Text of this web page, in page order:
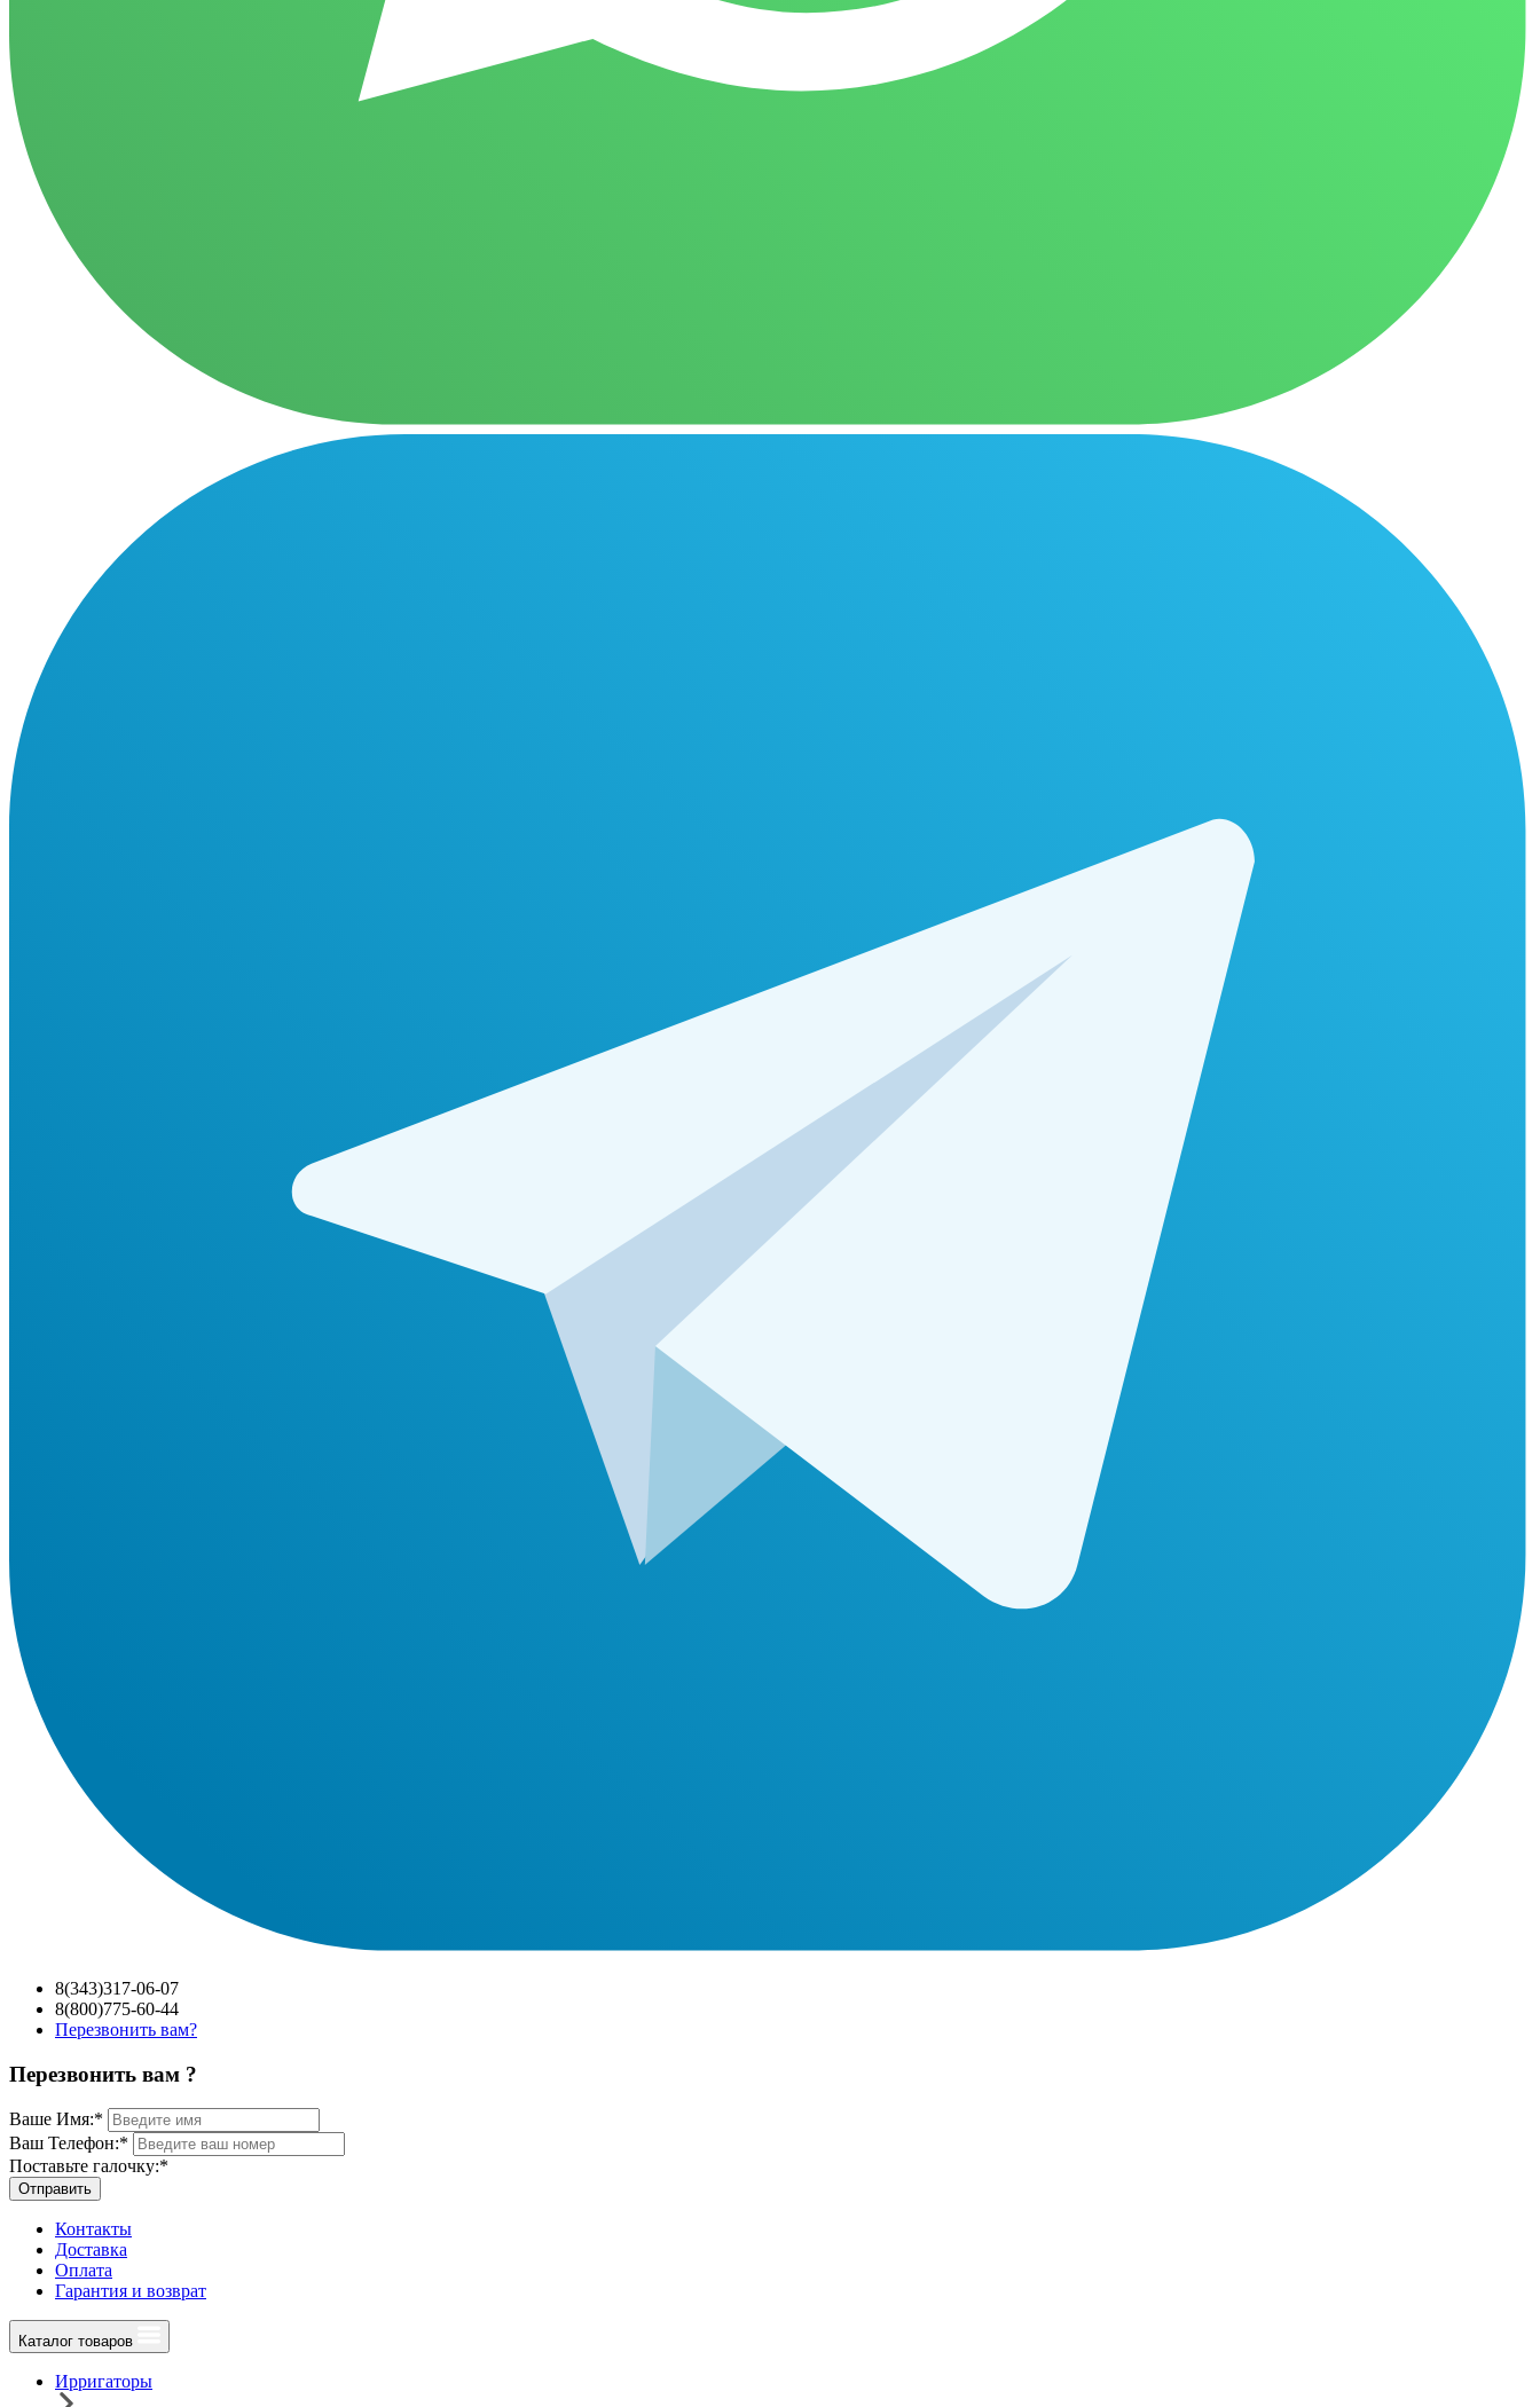
8(343)317-06-07
8(800)775-60-44
Перезвонить вам?
Перезвонить вам ?
Ваше Имя:*
Ваш Телефон:*
Поставьте галочку:*
Отправить
Контакты
Доставка
Оплата
Гарантия и возврат
Каталог товаров
Ирригаторы